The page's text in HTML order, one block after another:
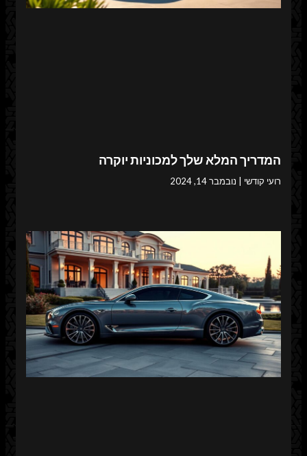
המדריך המלא שלך למכוניות יוקרה
רועי קודשי נובמבר 14, 2024